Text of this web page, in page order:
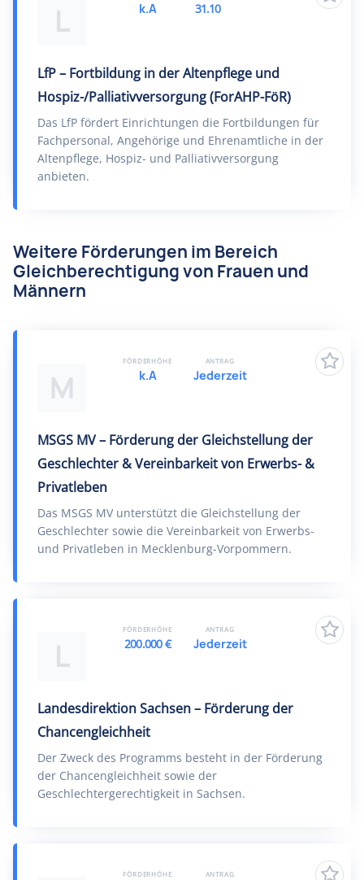
L
LfP – Fortbildung in der Altenpflege und
Hospiz-/Palliativversorgung (ForAHP-FöR)
Das LfP fördert Einrichtungen die Fortbildungen für
Fachpersonal, Angehörige und Ehrenamtliche in der
Altenpflege, Hospiz- und Palliativversorgung
anbieten.
k.A 31.10
Weitere Förderungen im Bereich
Gleichberechtigung von Frauen und
Männern
M
MSGS MV – Förderung der Gleichstellung der
Geschlechter & Vereinbarkeit von Erwerbs- &
Privatleben
Das MSGS MV unterstützt die Gleichstellung der
Geschlechter sowie die Vereinbarkeit von Erwerbs-
und Privatleben in Mecklenburg-Vorpommern.
FÖRDERHÖHE
k.A
ANTRAG
Jederzeit
L
Landesdirektion Sachsen – Förderung der
Chancengleichheit
Der Zweck des Programms besteht in der Förderung
der Chancengleichheit sowie der
Geschlechtergerechtigkeit in Sachsen.
FÖRDERHÖHE
200.000 €
ANTRAG
Jederzeit
FÖRDERHÖHE ANTRAG